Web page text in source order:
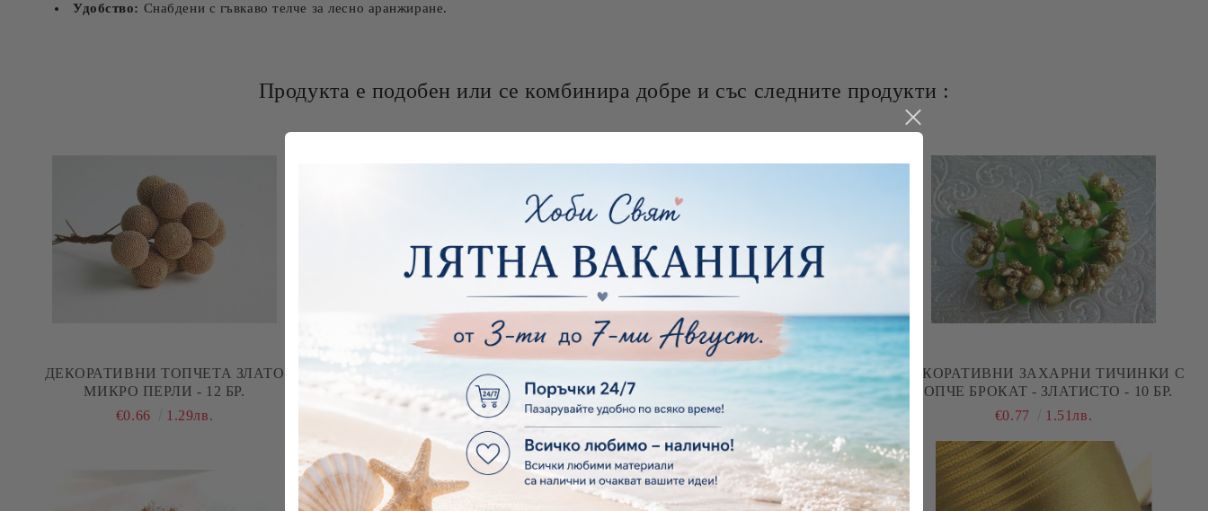
Удобство: Снабдени с гъвкаво телче за лесно аранжиране.
Продукта е подобен или се комбинира добре и със следните продукти :
ДЕКОРАТИВНИ ТОПЧЕТА ЗЛАТО
МИКРО ПЕРЛИ - 12 БР.
€0.66
1.29лв.
ЦВЕТЯ ОТ ПЛАТ - ЦВЕТНИ ЛИСТЕНЦА
(ПЕТАЛИ) МЕТАЛИК ЗЛАТО - 60 БР.
€1.12
2.19лв.
ЦВЕТЯ ОТ ПЛАТ С ТОПЧЕ - ЧЕРВЕНО И
€1.64
ДЕКОРАТИВНИ ЗАХАРНИ ТИЧИНКИ С
ТОПЧЕ БРОКАТ - ЗЛАТИСТО - 10 БР.
€0.77
1.51лв.